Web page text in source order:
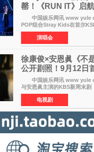
罄！《RUN IT》启
中国娱乐网讯 www yule
POP组合Stray Kids在首尔
唱会全部售罄，为新世界巡演
社JYP娱乐透露，Stray Kids
29日及本月1至2日
演唱会
徐康俊×安恩眞《不
公开剧照！9月12日
罗曼史来袭
中国娱乐网讯 www yule com cn
与安恩眞主演的KBS新周末剧
于近日公开首波剧照，正式定
播。 剧照中，徐康俊与安恩
神中流露出复杂而微
电视剧